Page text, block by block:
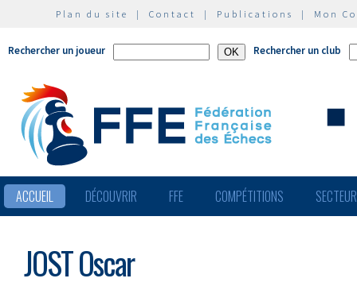
Plan du site | Contact | Publications | Mon
Rechercher un joueur Rechercher un club
ACCUEIL DÉCOUVRIR FFE COMPÉTITIONS
JOST Oscar